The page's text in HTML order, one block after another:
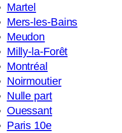
Martel
Mers-les-Bains
Meudon
Milly-la-Forêt
Montréal
Noirmoutier
Nulle part
Ouessant
Paris 10e